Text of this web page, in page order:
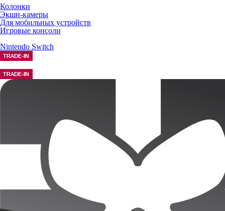
Колонки
Экшн-камеры
Для мобильных устройств
Игровые консоли
Nintendo Switch